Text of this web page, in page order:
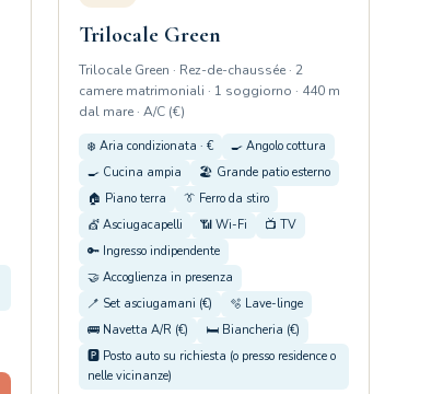
Trilocale Green
Trilocale Green · Rez-de-chaussée · 2
camere matrimoniali · 1 soggiorno · 440 m
dal mare · A/C (€)
❄️ Aria condizionata · €
🍳 Angolo cottura
🍳 Cucina ampia
🏖️ Grande patio esterno
🏠 Piano terra
👔 Ferro da stiro
💇 Asciugacapelli
📶 Wi-Fi
📺 TV
🔑 Ingresso indipendente
🤝 Accoglienza in presenza
🪥 Set asciugamani (€)
🫧 Lave-linge
🚌 Navetta A/R (€)
🛏️ Biancheria (€)
🅿️ Posto auto su richiesta (o presso residence o
nelle vicinanze)